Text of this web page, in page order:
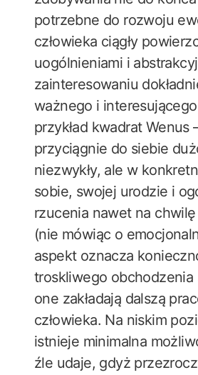
potrzebne do rozwoju
człowieka ciągły
uogólnieniami i
zainteresowaniu
ważnego i
przykład kwadrat
przyciągnie do siebie
niezwykły, ale w
sobie, swojej urodzie i
rzucenia nawet na
(nie mówiąc o
aspekt oznacza
troskliwego obchodzenia
one zakładają dalszą
człowieka. Na niskim
istnieje minimalna
źle udaje, gdyż